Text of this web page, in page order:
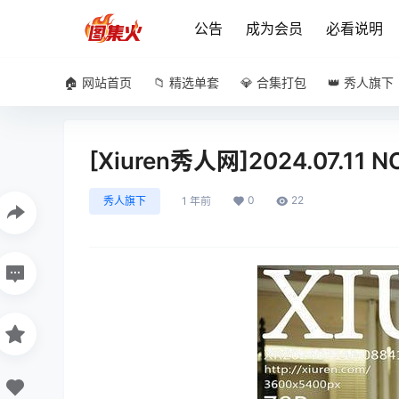
公告 成为会员 必看说明
🏠 网站首页 📁 精选单套 💎 合集打包 👑 秀人旗下
[Xiuren秀人网]2024.07.11
秀人旗下 1 年前 0 22